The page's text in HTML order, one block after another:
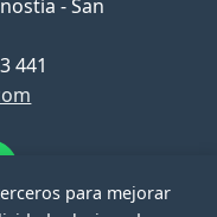
- San
441
para mejorar